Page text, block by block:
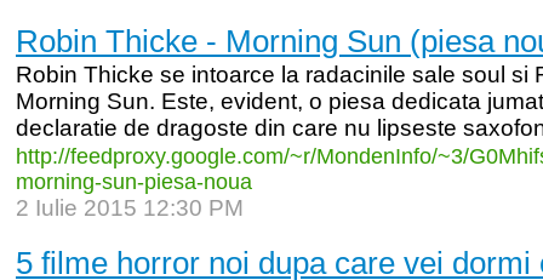
Robin Thicke - Morning Sun (piesa
Robin Thicke se intoarce la radacinile sale soul si
Morning Sun. Este, evident, o piesa dedicata
declaratie de dragoste din care nu lipseste
http://feedproxy.google.com/~r/MondenInfo/~3/
morning-sun-piesa-noua
2 Iulie 2015 12:30 PM
5 filme horror noi dupa care vei dormi